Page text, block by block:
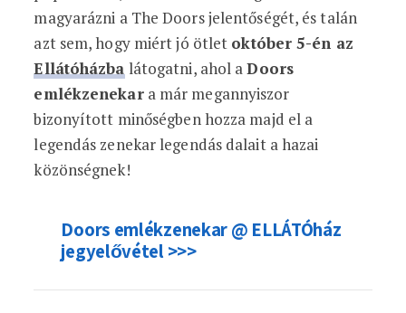
magyarázni a The Doors jelentőségét, és talán
azt sem, hogy miért jó ötlet október 5-én az
Ellátóházba látogatni, ahol aDoors
emlékzenekara már megannyiszor
bizonyított minőségben hozza majd el a
legendás zenekar legendás dalait a hazai
közönségnek!
Doors emlékzenekar @ ELLÁTÓház
jegyelővétel >>>